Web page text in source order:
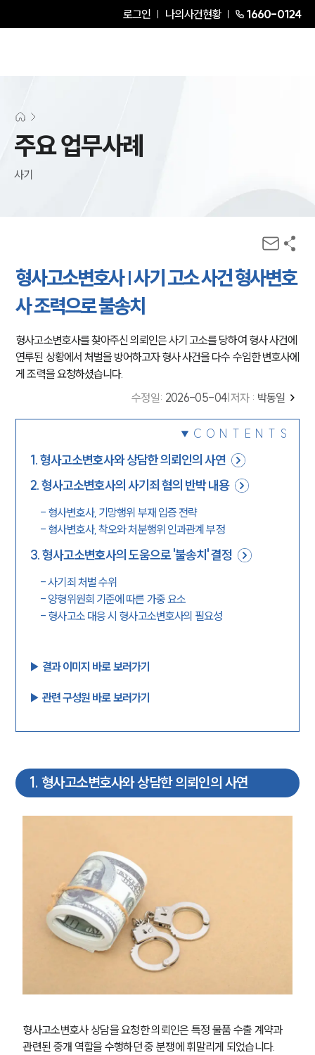
로그인 나의사건현황 1660-0124
주요 업무사례
사기
형사고소변호사 | 사기 고소 사건 형사변호
사 조력으로 불송치
형사고소변호사를 찾아주신 의뢰인은 사기 고소를 당하여 형사 사건에
연루된 상황에서 처벌을 방어하고자 형사 사건을 다수 수임한 변호사에
게 조력을 요청하셨습니다.
수정일: 2026-05-04 저자 : 박동일
CONTENTS
1.형사고소변호사와 상담한 의뢰인의 사연
2.형사고소변호사의 사기죄 혐의 반박 내용
- 형사변호사, 기망행위 부재 입증 전략
- 형사변호사, 착오와 처분행위 인과관계 부정
3.형사고소변호사의 도움으로 '불송치' 결정
-사기죄 처벌 수위
- 양형위원회 기준에 따른 가중 요소
- 형사고소 대응 시 형사고소변호사의 필요성
▶︎ 결과 이미지 바로 보러가기
▶︎ 관련 구성원 바로 보러가기
1 . 형사고소변호사와 상담한 의뢰인의 사연
형사고소변호사 상담을 요청한 의뢰인은 특정 물품 수출 계약과
관련된 중개 역할을 수행하던 중 분쟁에 휘말리게 되었습니다.